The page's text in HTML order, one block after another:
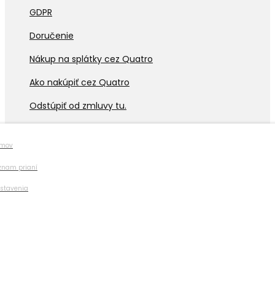
GDPR
Doručenie
Nákup na splátky cez Quatro
Ako nakúpiť cez Quatro
Odstúpiť od zmluvy tu.
prianí